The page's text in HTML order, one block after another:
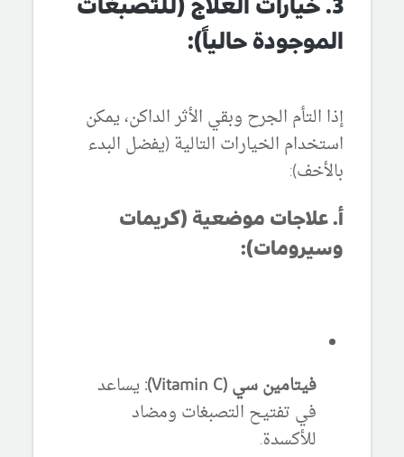
3. خيارات العلاج (للتصبغات
الموجودة حالياً):
إذا التأم الجرح وبقي الأثر الداكن، يمكن
استخدام الخيارات التالية (يفضل البدء
بالأخف):
أ. علاجات موضعية (كريمات
وسيرومات):
فيتامين سي (Vitamin C):
يساعد
في تفتيح التصبغات ومضاد
للأكسدة.